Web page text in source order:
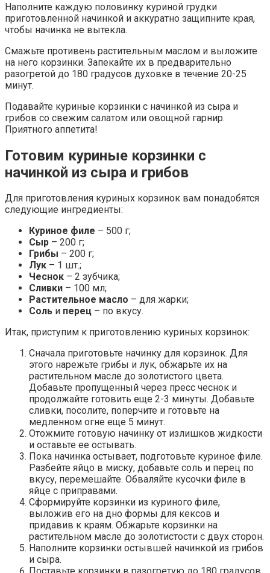
Наполните каждую половинку куриной грудки
приготовленной начинкой и аккуратно защипните края,
чтобы начинка не вытекла.
Смажьте противень растительным маслом и выложите
на него корзинки. Запекайте их в предварительно
разогретой до 180 градусов духовке в течение 20-25
минут.
Подавайте куриные корзинки с начинкой из сыра и
грибов со свежим салатом или овощной гарнир.
Приятного аппетита!
Готовим куриные корзинки с
начинкой из сыра и грибов
Для приготовления куриных корзинок вам понадобятся
следующие ингредиенты:
Куриное филе – 500 г;
Сыр – 200 г;
Грибы – 200 г;
Лук – 1 шт.;
Чеснок – 2 зубчика;
Сливки – 100 мл;
Растительное масло – для жарки;
Соль и перец – по вкусу.
Итак, приступим к приготовлению куриных корзинок:
Сначала приготовьте начинку для корзинок. Для
этого нарежьте грибы и лук, обжарьте их на
растительном масле до золотистого цвета.
Добавьте пропущенный через пресс чеснок и
продолжайте готовить еще 2-3 минуты. Добавьте
сливки, посолите, поперчите и готовьте на
медленном огне еще 5 минут.
Отожмите готовую начинку от излишков жидкости
и оставьте ее остывать.
Пока начинка остывает, подготовьте куриное филе.
Разбейте яйцо в миску, добавьте соль и перец по
вкусу, перемешайте. Обваляйте кусочки филе в
яйце с приправами.
Сформируйте корзинки из куриного филе,
выложив его на дно формы для кексов и
придавив к краям. Обжарьте корзинки на
растительном масле до золотистости с двух сторон.
Наполните корзинки остывшей начинкой из грибов
и сыра.